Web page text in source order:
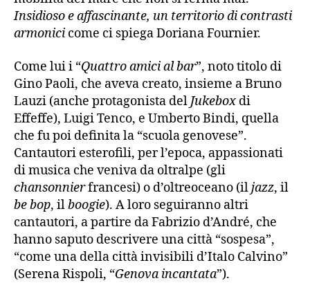
Insidioso e affascinante, un territorio di contrasti
armonici come ci spiega Doriana Fournier.
Come lui i “Quattro amici al bar”, noto titolo di
Gino Paoli, che aveva creato, insieme a Bruno
Lauzi (anche protagonista del Jukebox di
Effeffe), Luigi Tenco, e Umberto Bindi, quella
che fu poi definita la “scuola genovese”.
Cantautori esterofili, per l’epoca, appassionati
di musica che veniva da oltralpe (gli
chansonnierfrancesi) o d’oltreoceano (iljazz, il
be bop, ilboogie). A loro seguiranno altri
cantautori, a partire da Fabrizio d’André, che
hanno saputo descrivere una città “sospesa”,
“come una della città invisibili d’Italo Calvino”
(Serena Rispoli, “Genova incantata”).